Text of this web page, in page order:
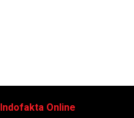
Indofakta Online